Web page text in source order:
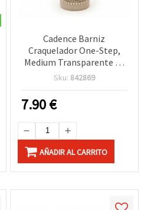
Cadence Barniz
Craquelador One-Step,
Medium Transparente de
Acabado Craquelado para
Decoupage y
Manualidades DIY, 250 ml
— Crea Efecto Vintage
Cuarteado en Madera,
Lienzo, MDF y Papel
Sku: 842869
7.90€
AÑADIR AL CARRITO